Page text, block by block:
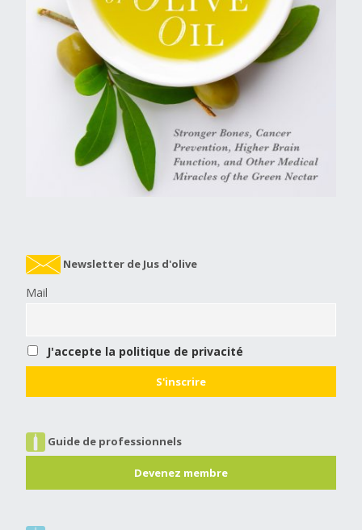
Newsletter de Jus d'olive
Mail
J'accepte la politique de privacité
Guide de professionnels
Devenez membre